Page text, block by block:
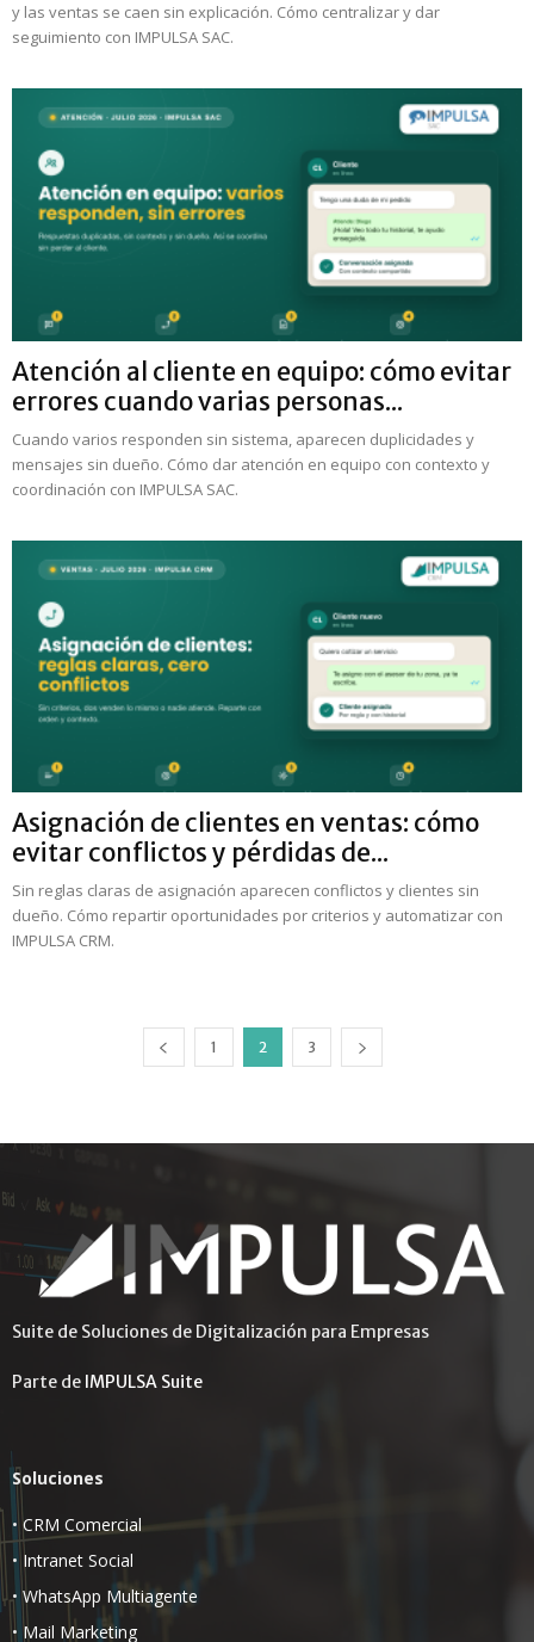
y las ventas se caen sin explicación. Cómo centralizar y dar
seguimiento con IMPULSA SAC.
Atención al cliente en equipo: cómo evitar
errores cuando varias personas...
Cuando varios responden sin sistema, aparecen duplicidades y
mensajes sin dueño. Cómo dar atención en equipo con contexto y
coordinación con IMPULSA SAC.
Asignación de clientes en ventas: cómo
evitar conflictos y pérdidas de...
Sin reglas claras de asignación aparecen conflictos y clientes sin
dueño. Cómo repartir oportunidades por criterios y automatizar con
IMPULSA CRM.
1 2 3
Suite de Soluciones de Digitalización para Empresas
Parte de IMPULSA Suite
Soluciones
•CRM Comercial
• Intranet Social
• WhatsApp Multiagente
• Mail Marketing